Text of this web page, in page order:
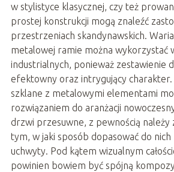
w stylistyce klasycznej, czy też
prostej konstrukcji mogą znaleźć
przestrzeniach skandynawskich.
metalowej ramie można wykorzystać
industrialnych, ponieważ zestawienie
efektowny oraz intrygujący
szklane z metalowymi elementami
rozwiązaniem do aranżacji
drzwi przesuwne, z pewnością należy
tym, w jaki sposób dopasować do
uchwyty. Pod kątem wizualnym
powinien bowiem być spójną